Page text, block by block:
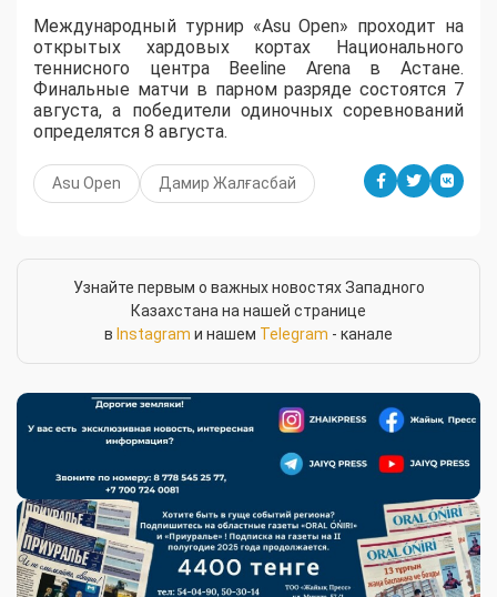
Международный турнир «Asu Open» проходит на
открытых хардовых кортах Национального
теннисного центра Beeline Arena в Астане.
Финальные матчи в парном разряде состоятся 7
августа, а победители одиночных соревнований
определятся 8 августа.
Asu Open Дамир Жалғасбай
Узнайте первым о важных новостях Западного
Казахстана на нашей странице
в Instagram и нашем Telegram - канале